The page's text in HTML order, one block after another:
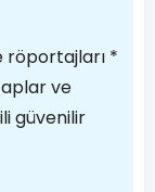
röportajları *
ve
güvenilir